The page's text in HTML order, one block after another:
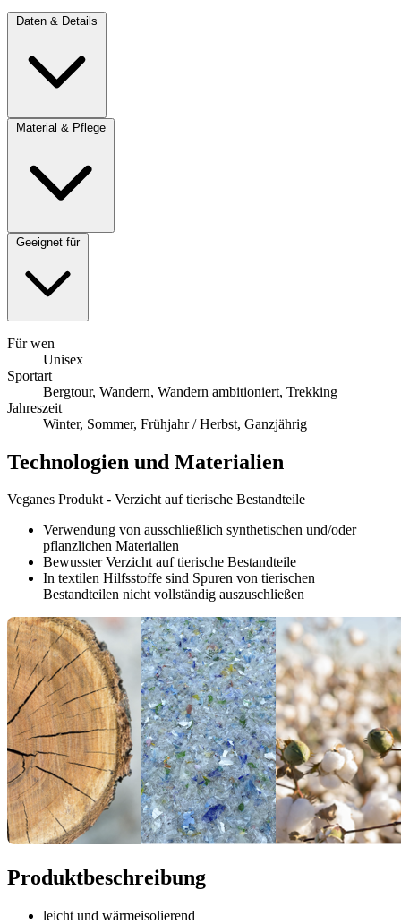
Daten & Details
Material & Pflege
Geeignet für
Für wen
Unisex
Sportart
Bergtour, Wandern, Wandern ambitioniert, Trekking
Jahreszeit
Winter, Sommer, Frühjahr / Herbst, Ganzjährig
Technologien und Materialien
Veganes Produkt - Verzicht auf tierische Bestandteile
Verwendung von ausschließlich synthetischen und/oder
pflanzlichen Materialien
Bewusster Verzicht auf tierische Bestandteile
In textilen Hilfsstoffe sind Spuren von tierischen
Bestandteilen nicht vollständig auszuschließen
Produktbeschreibung
leicht und wärmeisolierend